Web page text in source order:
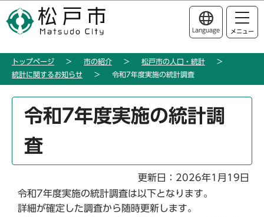
の
ー
このページの本文へ移動
Language メニュー
トップページ 市の紹介
松戸市の人口・統計
統計に関するお知らせ
令和7年度実施の統計調査
か
令和7年度実施の統計調
査
更新日：2026年1月19日
令和7年度実施の統計調査は以下となります。
詳細が確定した調査から随時更新します。